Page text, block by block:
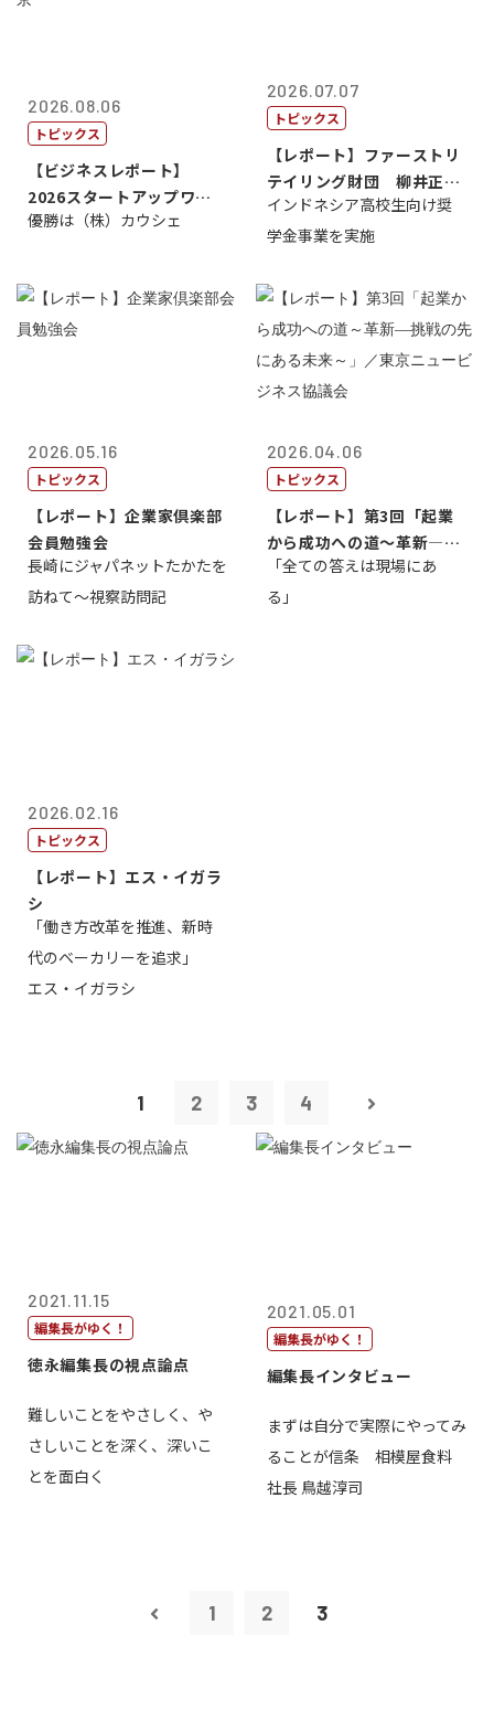
2026.08.06
トピックス
【ビジネスレポート】
2026スタートアップワー
ルドカップ東京
優勝は（株）カウシェ
2026.07.07
トピックス
【レポート】ファーストリ
テイリング財団 柳井正
理事長
インドネシア高校生向け奨
学金事業を実施
2026.05.16
トピックス
【レポート】企業家倶楽部
会員勉強会
長崎にジャパネットたかたを
訪ねて～視察訪問記
2026.04.06
トピックス
【レポート】第3回「起業
から成功への道～革新―挑
戦の先にある...
「全ての答えは現場にあ
る」
2026.02.16
トピックス
【レポート】エス・イガラ
シ
「働き方改革を推進、新時
代のベーカリーを追求」
エス・イガラシ
1 2 3 4
2021.11.15
編集長がゆく！
徳永編集長の視点論点
難しいことをやさしく、や
さしいことを深く、深いこ
とを面白く
2021.05.01
編集長がゆく！
編集長インタビュー
まずは自分で実際にやってみ
ることが信条 相模屋食料
社長 鳥越淳司
1 2 3